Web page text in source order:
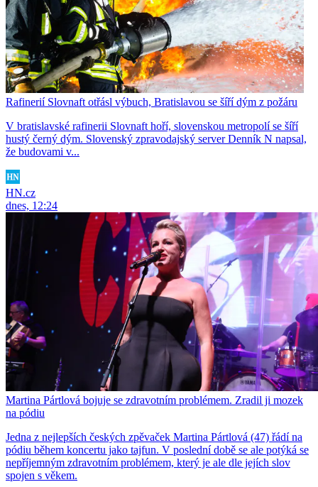
Rafinerií Slovnaft otřásl výbuch, Bratislavou se šíří dým z požáru
V bratislavské rafinerii Slovnaft hoří, slovenskou metropolí se šíří
hustý černý dým. Slovenský zpravodajský server Denník N napsal,
že budovami v...
HN.cz
dnes, 12:24
Martina Pártlová bojuje se zdravotním problémem. Zradil ji mozek
na pódiu
Jedna z nejlepších českých zpěvaček Martina Pártlová (47) řádí na
pódiu během koncertu jako tajfun. V poslední době se ale potýká se
nepříjemným zdravotním problémem, který je ale dle jejích slov
spojen s věkem.